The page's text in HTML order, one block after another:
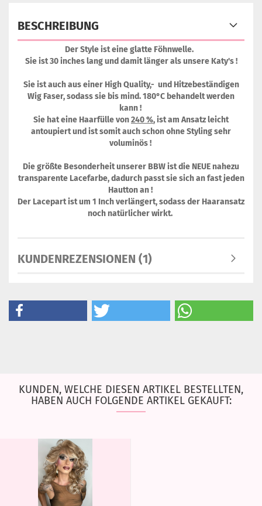
BESCHREIBUNG
Der Style ist eine glatte Föhnwelle.
Sie ist 30 inches lang und damit länger als unsere Katy's !
Sie ist auch aus einer High Quality,- und Hitzebeständigen
Wig Faser, sodass sie bis mind. 180°C behandelt werden
kann !
Sie hat eine Haarfülle von240 %, ist am Ansatz leicht
antoupiert und ist somit auch schon ohne Styling sehr
voluminös !
Die größte Besonderheit unserer BBW ist die NEUE nahezu
transparente Lacefarbe, dadurch passt sie sich an fast jeden
Hautton an !
Der Lacepart ist um 1 Inch verlängert, sodass der Haaransatz
noch natürlicher wirkt.
KUNDENREZENSIONEN (1)
KUNDEN, WELCHE DIESEN ARTIKEL BESTELLTEN,
HABEN AUCH FOLGENDE ARTIKEL GEKAUFT: